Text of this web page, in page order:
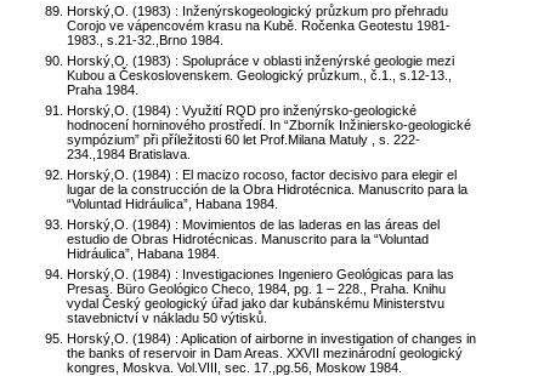
Horský,O. (1983) : Inženýrskogeologický průzkum pro přehradu
Corojo ve vápencovém krasu na Kubě. Ročenka Geotestu 1981-
1983., s.21-32.,Brno 1984.
Horský,O. (1983) : Spolupráce v oblasti inženýrské geologie mezi
Kubou a Československem. Geologický průzkum., č.1., s.12-13.,
Praha 1984.
Horský,O. (1984) : Využití RQD pro inženýrsko-geologické
hodnocení horninového prostředí. In “Zborník Inžiniersko-geologické
sympózium” při příležitosti 60 let Prof.Milana Matuly , s. 222-
234.,1984 Bratislava.
Horský,O. (1984) : El macizo rocoso, factor decisivo para elegir el
lugar de la construcción de la Obra Hidrotécnica. Manuscrito para la
“Voluntad Hidráulica”, Habana 1984.
Horský,O. (1984) : Movimientos de las laderas en las áreas del
estudio de Obras Hidrotécnicas. Manuscrito para la “Voluntad
Hidráulica”, Habana 1984.
Horský,O. (1984) : Investigaciones Ingeniero Geológicas para las
Presas. Büro Geológico Checo, 1984, pg. 1 – 228., Praha. Knihu
vydal Český geologický úřad jako dar kubánskému Ministerstvu
stavebnictví v nákladu 50 výtisků.
Horský,O. (1984) : Aplication of airborne in investigation of changes in
the banks of reservoir in Dam Areas. XXVII mezinárodní geologický
kongres, Moskva. Vol.VIII, sec. 17.,pg.56, Moskow 1984.